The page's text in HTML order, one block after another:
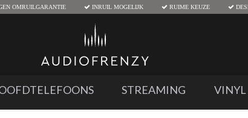
OMRUILGARANTIE INRUIL MOGELIJK RUIME KEUZE
STREAMING VINYL